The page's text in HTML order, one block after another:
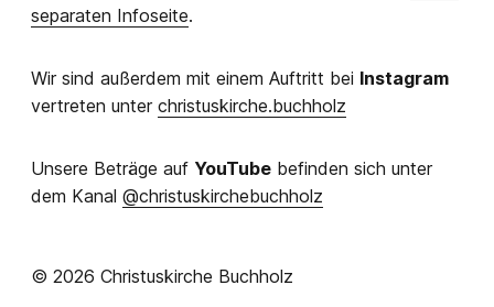
separaten Infoseite.
Wir sind außerdem mit einem Auftritt bei Instagram
vertreten unter christuskirche.buchholz
Unsere Beträge auf YouTube befinden sich unter
dem Kanal @christuskirchebuchholz
© 2026 Christuskirche Buchholz